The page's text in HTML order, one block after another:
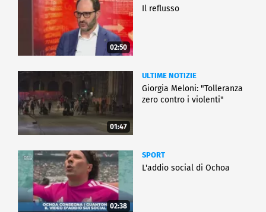
02:50
Il reflusso
01:47
ULTIME NOTIZIE
Giorgia Meloni: "Tolleranza
zero contro i violenti"
02:38
SPORT
L'addio social di Ochoa